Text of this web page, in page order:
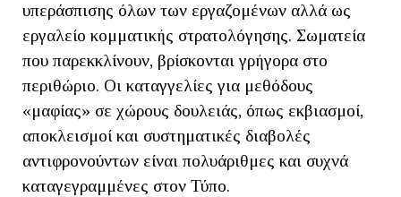
υπεράσπισης όλων των εργαζομένων αλλά ως
εργαλείο κομματικής στρατολόγησης. Σωματεία
που παρεκκλίνουν, βρίσκονται γρήγορα στο
περιθώριο. Οι καταγγελίες για μεθόδους
«μαφίας» σε χώρους δουλειάς, όπως εκβιασμοί,
αποκλεισμοί και συστηματικές διαβολές
αντιφρονούντων είναι πολυάριθμες και συχνά
καταγεγραμμένες στον Τύπο.